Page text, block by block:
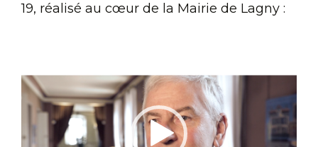
19, réalisé au cœur de la Mairie de Lagny :
vidéo